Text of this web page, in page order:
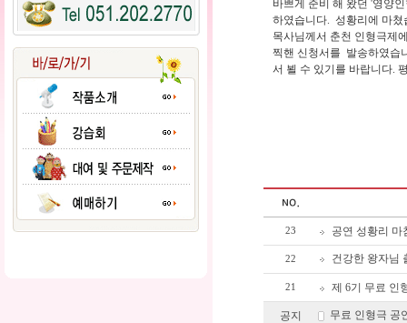
바쁘게 준비 해 왔던 '영양
하였습니다. 성황리에 마쳤
목사님께서 춘천 인형극제
찍핸 신청서를 발송하였습
서 뵐 수 있기를 바랍니다.
23 공연 성황리 마
22 건강한 왕자님
21 제 6기 무료 인
공지 무료 인형극 공